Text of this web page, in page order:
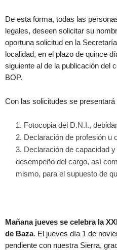
De esta forma, todas las
legales, deseen solicitar su
oportuna solicitud en la
localidad, en el plazo de quince
siguiente al de la publicación del
BOP.
Con las solicitudes se
Fotocopia del D.N.I.,
Declaración de profesión u
Declaración de capacidad
desempeño del cargo, así
mismo, para el supuesto de
Mañana jueves se celebra la
de Baza. El jueves día 1 de
pendiente con nuestra Sierra,